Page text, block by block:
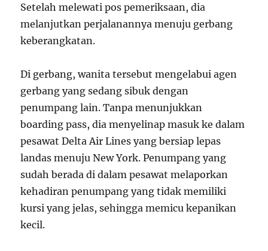
Setelah melewati pos pemeriksaan, dia
melanjutkan perjalanannya menuju gerbang
keberangkatan.
Di gerbang, wanita tersebut mengelabui agen
gerbang yang sedang sibuk dengan
penumpang lain. Tanpa menunjukkan
boarding pass, dia menyelinap masuk ke dalam
pesawat Delta Air Lines yang bersiap lepas
landas menuju New York. Penumpang yang
sudah berada di dalam pesawat melaporkan
kehadiran penumpang yang tidak memiliki
kursi yang jelas, sehingga memicu kepanikan
kecil.